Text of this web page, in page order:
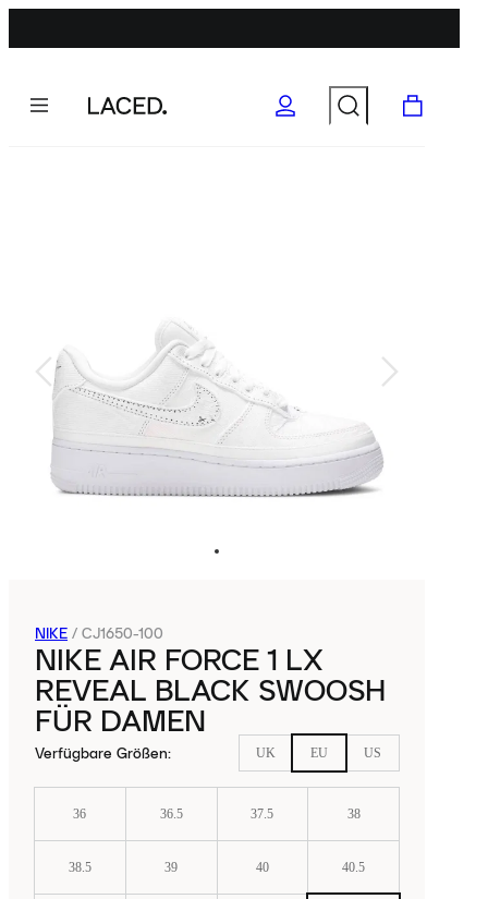
NIKE / CJ1650-100
NIKE AIR FORCE 1 LX
REVEAL BLACK SWOOSH
FÜR DAMEN
Verfügbare Größen: UK EU US
36 36.5 37.5 38
38.5 39 40 40.5